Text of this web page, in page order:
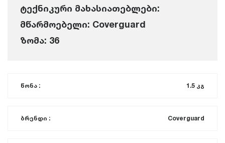
ტექნიკური მახასიათებლები:
მწარმოებელი: Coverguard
ზომა: 36
წონა : 1.5 კგ
ბრენდი : Coverguard